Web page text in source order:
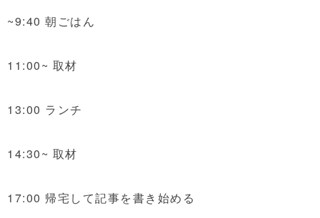
~9:40 朝ごはん
11:00~ 取材
13:00 ランチ
14:30~ 取材
17:00 帰宅して記事を書き始める